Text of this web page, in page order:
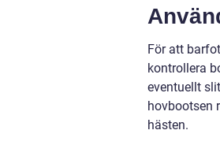
För att
kontrollera
eventuellt
hovbootsen
hästen.